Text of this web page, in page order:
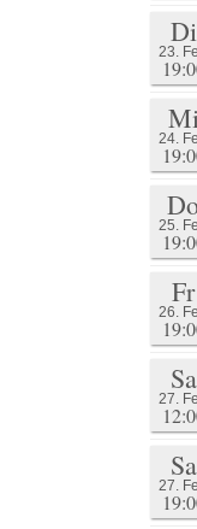
Di
23.
24.
25.
Fr
26.
Sa
27.
Sa
27.